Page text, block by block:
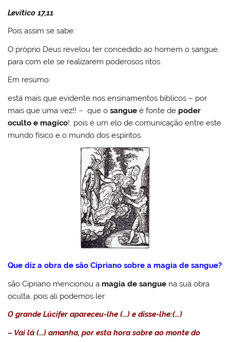
Levítico 17,11
Pois assim se sabe:
O próprio Deus revelou ter concedido ao homem o sangue,
para com ele se realizarem poderosos ritos.
Em resumo:
está mais que evidente nos ensinamentos bíblicos – por
mais que uma vez!! – que osangueé fonte de poder
oculto e magico!, pois é um elo de comunicação entre este
mundo físico e o mundo dos espíritos.
Que diz a obra de são Cipriano sobre a magia de sangue?
são Cipriano mencionou a magia de sangue na sua obra
oculta, pois ali podemos ler:
O grande Lúcifer apareceu-lhe (…) e disse-lhe:(…)
– Vai lá (…) amanha, por esta hora sobre ao monte do